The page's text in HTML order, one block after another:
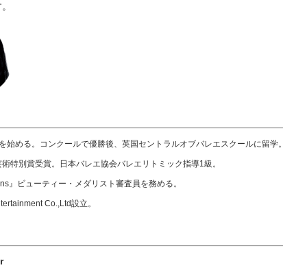
始める。コンクールで優勝後、英国セントラルオブバレエスクールに留学。
特別賞受賞。日本バレエ協会バレエリトミック指導1級。
』ビューティー・メダリスト審査員を務める。
Co.,Ltd設立。